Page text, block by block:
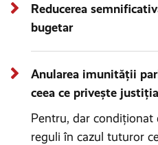
Reducerea
bugetar
Anularea imunității
ceea ce privește justiția
Pentru, dar condiționat
reguli în cazul tuturor